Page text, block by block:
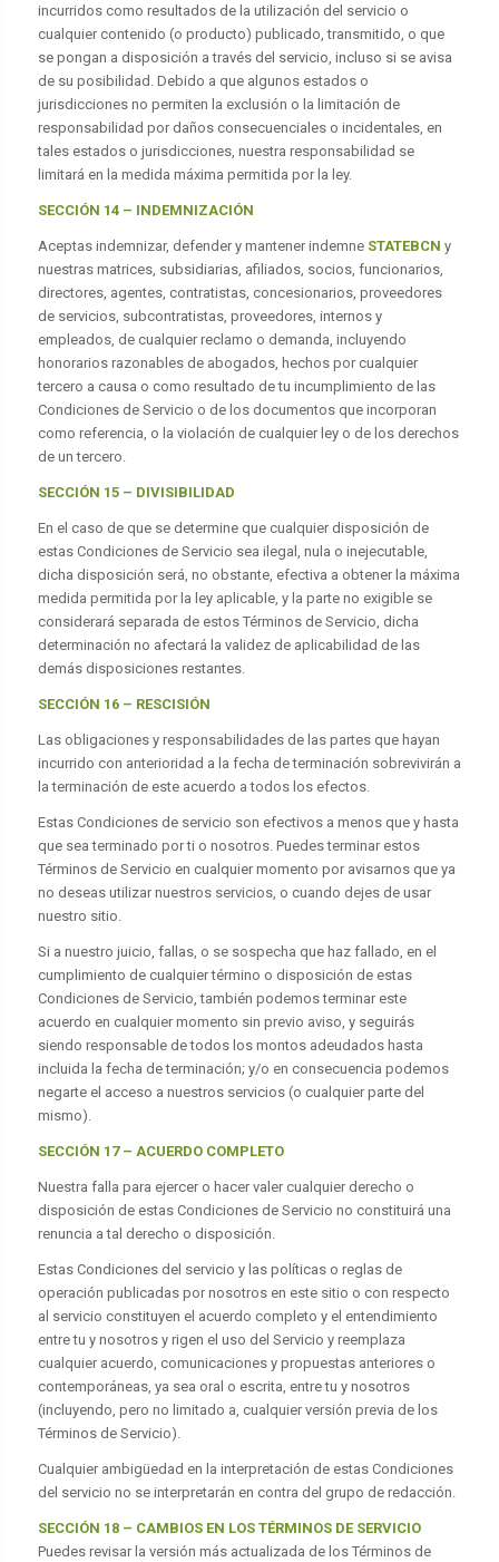
incurridos como resultados de la utilización del servicio o
cualquier contenido (o producto) publicado, transmitido, o que
se pongan a disposición a través del servicio, incluso si se avisa
de su posibilidad. Debido a que algunos estados o
jurisdicciones no permiten la exclusión o la limitación de
responsabilidad por daños consecuenciales o incidentales, en
tales estados o jurisdicciones, nuestra responsabilidad se
limitará en la medida máxima permitida por la ley.
SECCIÓN 14 – INDEMNIZACIÓN
Aceptas indemnizar, defender y mantener indemne STATEBCN y
nuestras matrices, subsidiarias, afiliados, socios, funcionarios,
directores, agentes, contratistas, concesionarios, proveedores
de servicios, subcontratistas, proveedores, internos y
empleados, de cualquier reclamo o demanda, incluyendo
honorarios razonables de abogados, hechos por cualquier
tercero a causa o como resultado de tu incumplimiento de las
Condiciones de Servicio o de los documentos que incorporan
como referencia, o la violación de cualquier ley o de los derechos
de un tercero.
SECCIÓN 15 – DIVISIBILIDAD
En el caso de que se determine que cualquier disposición de
estas Condiciones de Servicio sea ilegal, nula o inejecutable,
dicha disposición será, no obstante, efectiva a obtener la máxima
medida permitida por la ley aplicable, y la parte no exigible se
considerará separada de estos Términos de Servicio, dicha
determinación no afectará la validez de aplicabilidad de las
demás disposiciones restantes.
SECCIÓN 16 – RESCISIÓN
Las obligaciones y responsabilidades de las partes que hayan
incurrido con anterioridad a la fecha de terminación sobrevivirán a
la terminación de este acuerdo a todos los efectos.
Estas Condiciones de servicio son efectivos a menos que y hasta
que sea terminado por ti o nosotros. Puedes terminar estos
Términos de Servicio en cualquier momento por avisarnos que ya
no deseas utilizar nuestros servicios, o cuando dejes de usar
nuestro sitio.
Si a nuestro juicio, fallas, o se sospecha que haz fallado, en el
cumplimiento de cualquier término o disposición de estas
Condiciones de Servicio, también podemos terminar este
acuerdo en cualquier momento sin previo aviso, y seguirás
siendo responsable de todos los montos adeudados hasta
incluida la fecha de terminación; y/o en consecuencia podemos
negarte el acceso a nuestros servicios (o cualquier parte del
mismo).
SECCIÓN 17 – ACUERDO COMPLETO
Nuestra falla para ejercer o hacer valer cualquier derecho o
disposición de estas Condiciones de Servicio no constituirá una
renuncia a tal derecho o disposición.
Estas Condiciones del servicio y las políticas o reglas de
operación publicadas por nosotros en este sitio o con respecto
al servicio constituyen el acuerdo completo y el entendimiento
entre tu y nosotros y rigen el uso del Servicio y reemplaza
cualquier acuerdo, comunicaciones y propuestas anteriores o
contemporáneas, ya sea oral o escrita, entre tu y nosotros
(incluyendo, pero no limitado a, cualquier versión previa de los
Términos de Servicio).
Cualquier ambigüedad en la interpretación de estas Condiciones
del servicio no se interpretarán en contra del grupo de redacción.
SECCIÓN 18 – CAMBIOS EN LOS TÉRMINOS DE SERVICIO
Puedes revisar la versión más actualizada de los Términos de